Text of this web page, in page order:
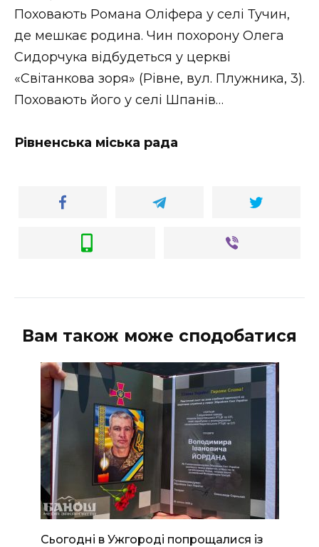
Поховають Романа Оліфера у селі Тучин,
де мешкає родина. Чин похорону Олега
Сидорчука відбудеться у церкві
«Світанкова зоря» (Рівне, вул. Плужника, 3).
Поховають його у селі Шпанів…
Рівненська міська рада
Вам також може сподобатися
Сьогодні в Ужгороді попрощалися із